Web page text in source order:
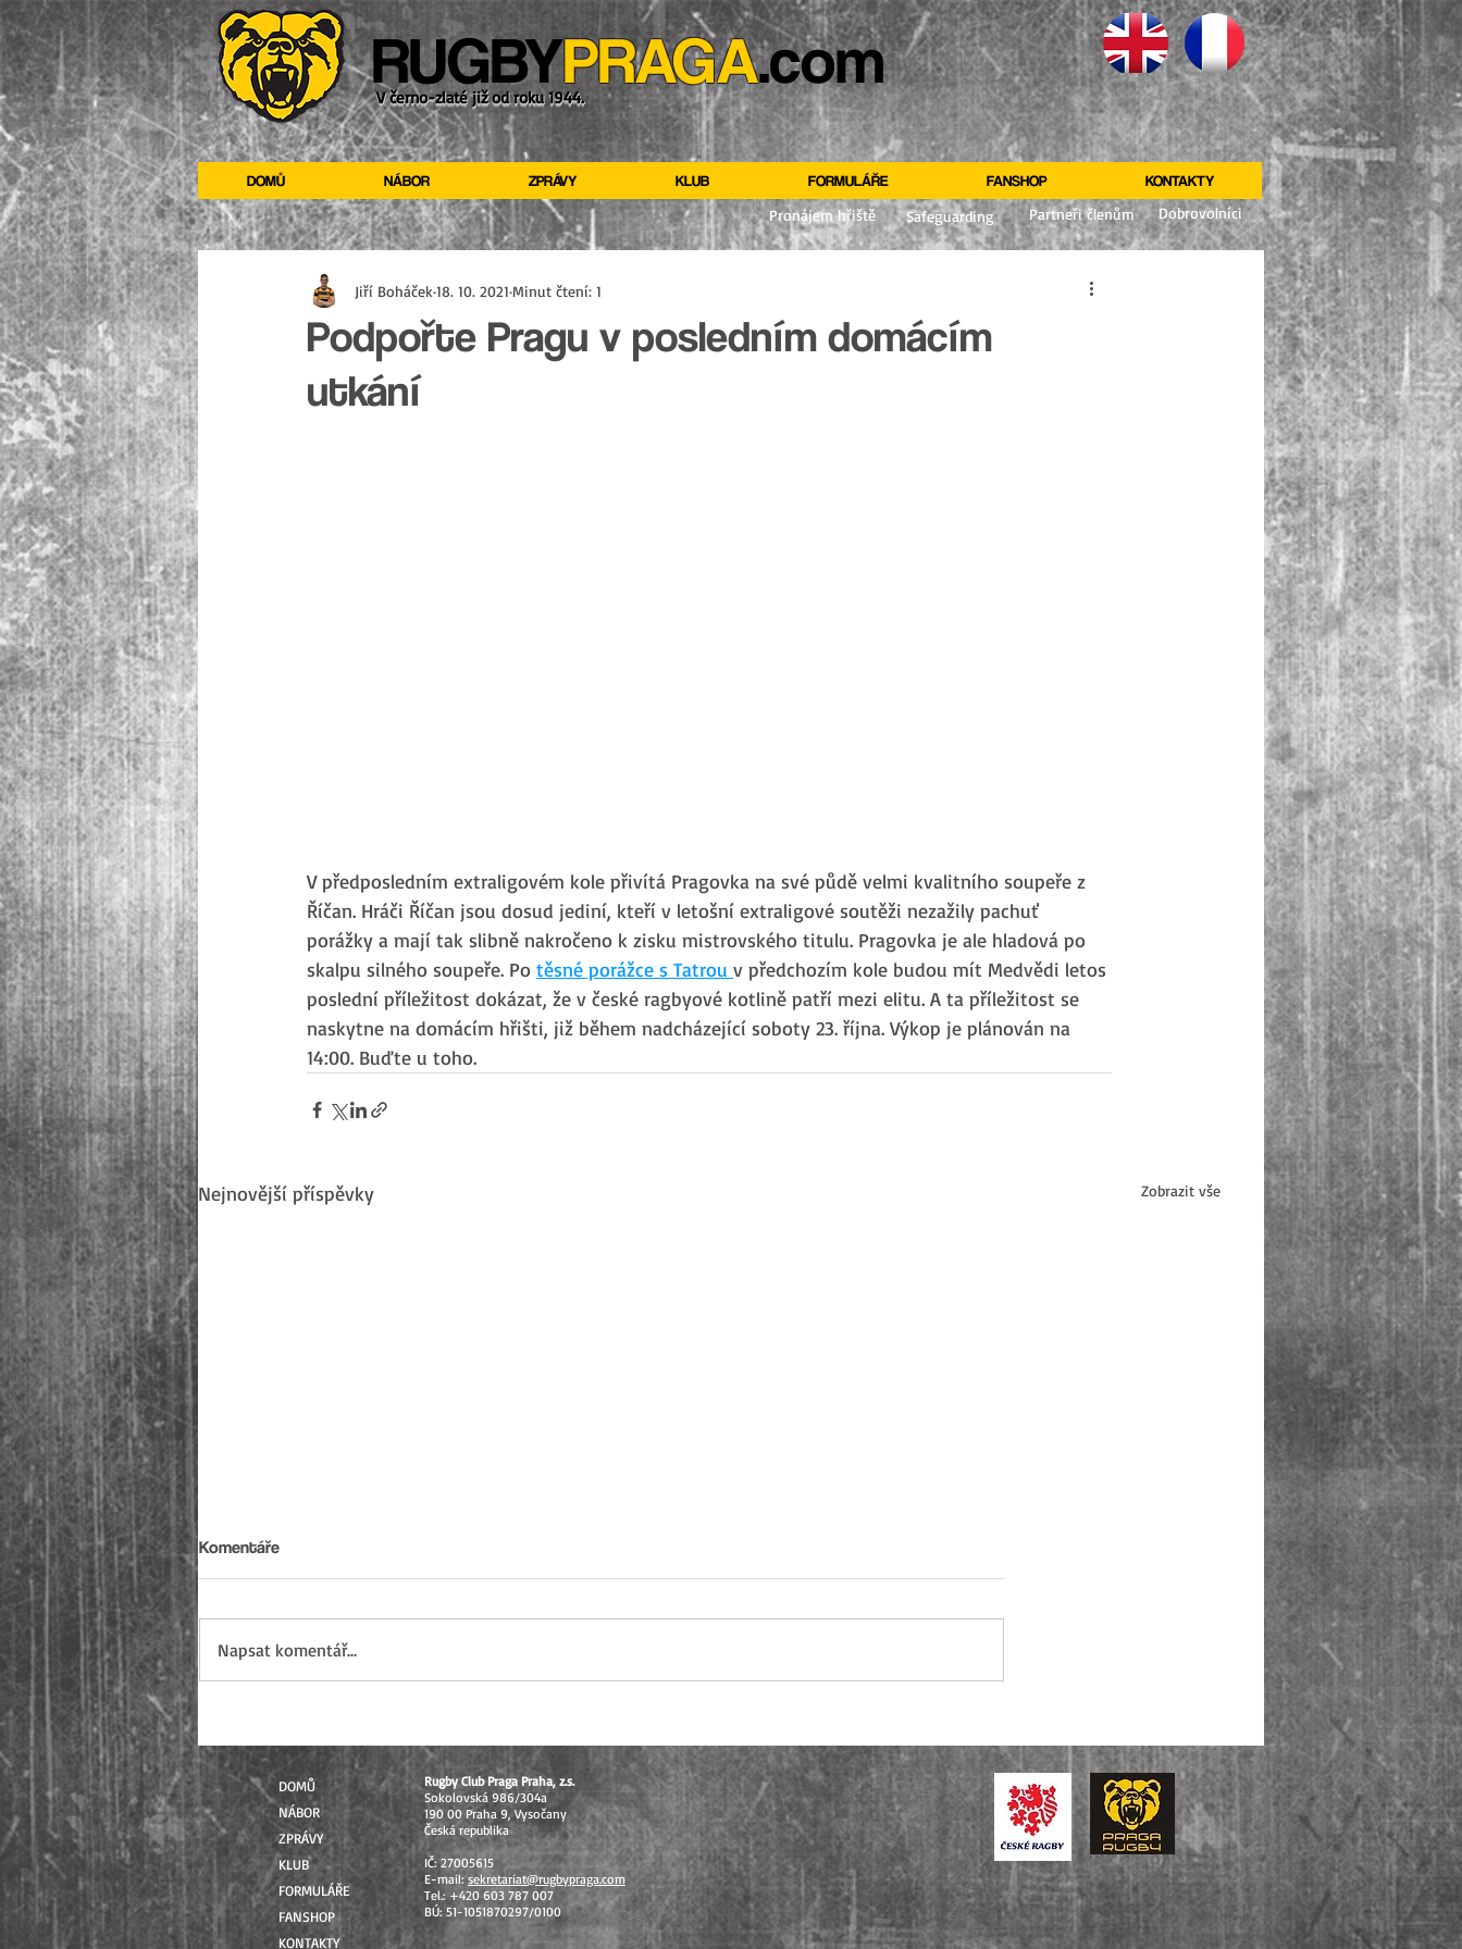
V černo-zlaté již od roku 1944.
DOMŮ NÁBOR ZPRÁVY KLUB FORMULÁŘE FANSHOP
KONTAKTY
Dobrovolníci
Partneři členům
Safeguarding
Pronájem hřiště
Podpořte Pragu v posledním domácím
utkání
Jiří Boháček18. 10. 2021 Minut čtení: 1
V předposledním extraligovém kole přivítá Pragovka na své půdě velmi kvalitního soupeře z
Říčan. Hráči Říčan jsou dosud jediní, kteří v letošní extraligové soutěži nezažily pachuť
porážky a mají tak slibně nakročeno k zisku mistrovského titulu. Pragovka je ale hladová po
skalpu silného soupeře. Po těsné porážce s Tatrou v předchozím kole budou mít Medvědi letos
poslední příležitost dokázat, že v české ragbyové kotlině patří mezi elitu. A ta příležitost se
naskytne na domácím hřišti, již během nadcházející soboty 23. října. Výkop je plánován na
14:00. Buďte u toho.
Nejnovější příspěvky Zobrazit vše
Přebory ČR
sedmičkách
celostátní lize.
Komentáře
Napsat komentář...
RUGBYPRAGA.com
DOMŮ
NÁBOR
ZPRÁVY
KLUB
FORMULÁŘE
FANSHOP
KONTAKTY
Rugby Club Praga Praha, z.s.
Sokolovská 986/304a
190 00 Praha 9, Vysočany
Česká republika
IČ: 27005615
E-mail:sekretariat@rugbypraga.com
Tel.: +420 603 787 007
BÚ: 51-1051870297/0100